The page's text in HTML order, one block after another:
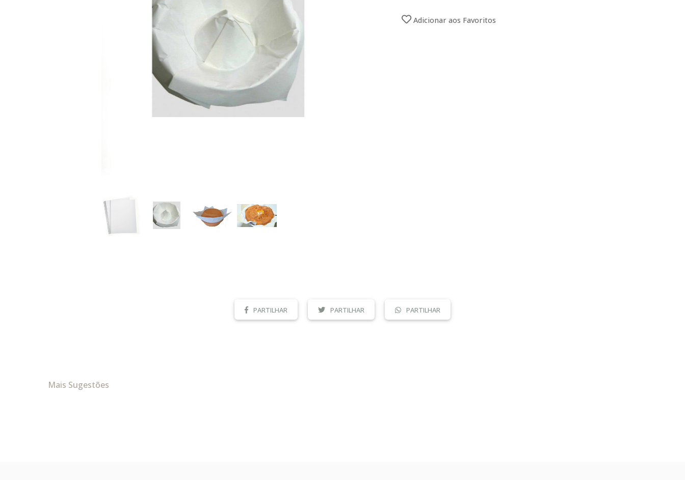
Adicionar aos Favoritos
PARTILHAR PARTILHAR PARTILHAR
Mais Sugestões